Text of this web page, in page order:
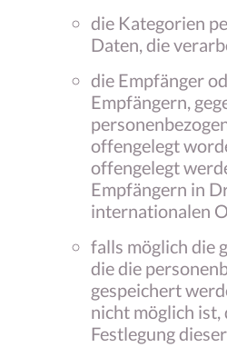
die Kategorien
Daten, die
die Empfänger
Empfängern,
offengelegt
offengelegt
Empfängern in
internationalen
falls möglich die
die die
gespeichert
nicht möglich
Festlegung